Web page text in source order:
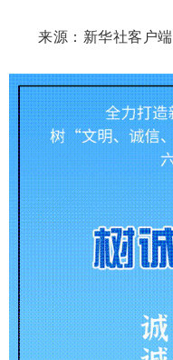
来源：新华社客户端